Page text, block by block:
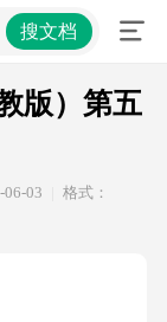
教版）第五节
搜文档
版）第五
06-03
格式：